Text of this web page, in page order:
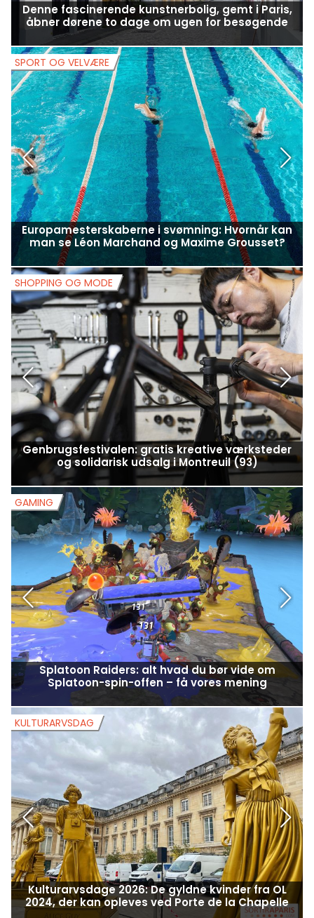
Denne fascinerende kunstnerbolig, gemt i Paris,
åbner dørene to dage om ugen for besøgende
Europamesterskaberne i svømning: Hvornår kan
man se Léon Marchand og Maxime Grousset?
SPORT OG VELVÆRE
Genbrugsfestivalen: gratis kreative værksteder
og solidarisk udsalg i Montreuil (93)
SHOPPING OG MODE
Splatoon Raiders: alt hvad du bør vide om
Splatoon-spin-offen – få vores mening
GAMING
Kulturarvsdage 2026: De gyldne kvinder fra OL
2024, der kan opleves ved Porte de la Chapelle
KULTURARVSDAG